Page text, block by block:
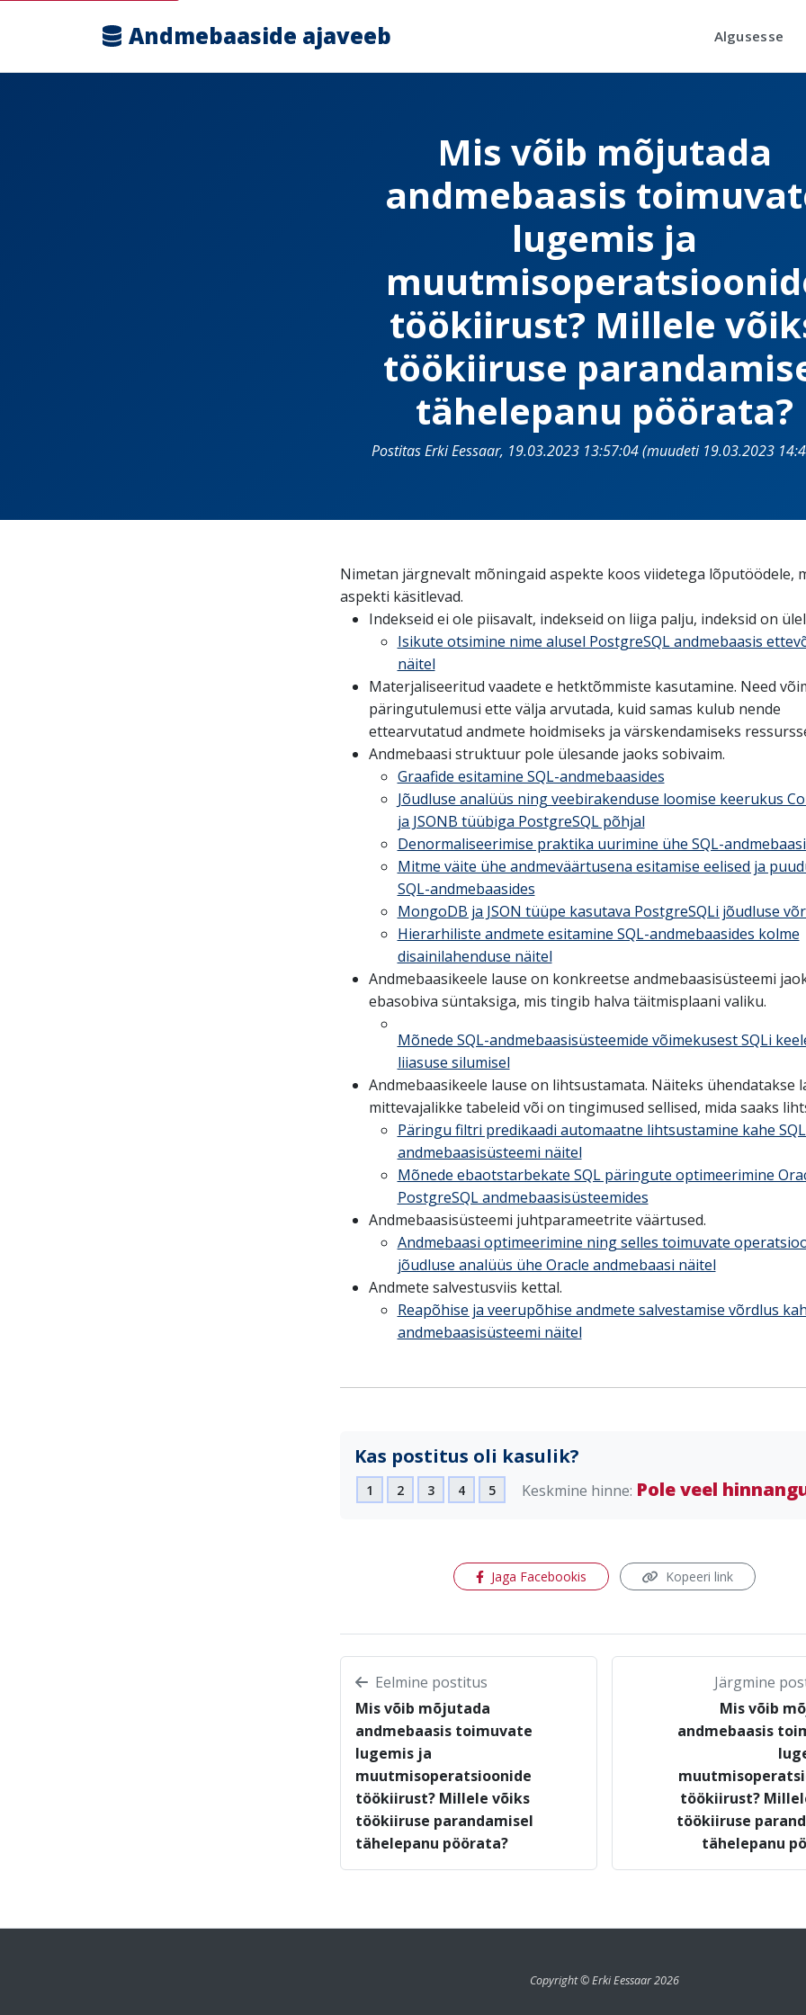
Andmebaaside ajaveeb Algusesse
Mis võib mõjutada
andmebaasis
lugemis ja
töökiirust? Millele
töökiiruse
tähelepanu pöörata?
Postitas Erki Eessaar, 19.03.2023 13:57:04 (muudeti 19.03.2023
Nimetan järgnevalt mõningaid aspekte koos viidetega lõputöödele,
aspekti käsitlevad.
Indekseid ei ole piisavalt, indekseid on liiga palju, indeksid on
Isikute otsimine nime alusel PostgreSQL andmebaasis
näitel
Materjaliseeritud vaadete e hetktõmmiste kasutamine. Need
päringutulemusi ette välja arvutada, kuid samas kulub nende
ettearvutatud andmete hoidmiseks ja värskendamiseks
Andmebaasi struktuur pole ülesande jaoks sobivaim.
Graafide esitamine SQL-andmebaasides
Jõudluse analüüs ning veebirakenduse loomise keerukus
ja JSONB tüübiga PostgreSQL põhjal
Denormaliseerimise praktika uurimine ühe SQL-
Mitme väite ühe andmeväärtusena esitamise eelised ja
SQL-andmebaasides
MongoDB ja JSON tüüpe kasutava PostgreSQLi jõudluse
Hierarhiliste andmete esitamine SQL-andmebaasides kolme
disainilahenduse näitel
Andmebaasikeele lause on konkreetse andmebaasisüsteemi
ebasobiva süntaksiga, mis tingib halva täitmisplaani valiku.
Mõnede SQL-andmebaasisüsteemide võimekusest SQLi
liiasuse silumisel
Andmebaasikeele lause on lihtsustamata. Näiteks ühendatakse
mittevajalikke tabeleid või on tingimused sellised, mida saaks
Päringu filtri predikaadi automaatne lihtsustamine kahe
andmebaasisüsteemi näitel
Mõnede ebaotstarbekate SQL päringute optimeerimine
PostgreSQL andmebaasisüsteemides
Andmebaasisüsteemi juhtparameetrite väärtused.
Andmebaasi optimeerimine ning selles toimuvate
jõudluse analüüs ühe Oracle andmebaasi näitel
Andmete salvestusviis kettal.
Reapõhise ja veerupõhise andmete salvestamise võrdlus
andmebaasisüsteemi näitel
Kas postitus oli kasulik?
1 2 3 4 5 Keskmine hinne: Pole veel
Jaga Facebookis (avaneb uues aknas)
Kopeeri link
Eelmine postitus
Mis võib mõjutada
andmebaasis toimuvate
lugemis ja
muutmisoperatsioonide
töökiirust? Millele võiks
töökiiruse parandamisel
tähelepanu pöörata?
Järgmine
Mis võib
andmebaasis
töökiirust?
töökiiruse
tähelepanu
Copyright © Erki Eessaar 2026